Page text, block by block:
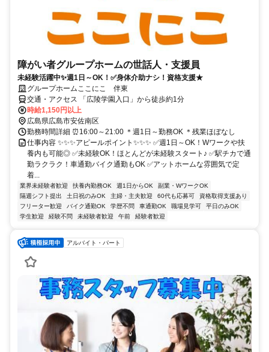
障がい者グループホームの世話人・支援員
未経験活躍中✨週1日～OK！✅身体介助ナシ！資格支援★
グループホームここにこ 伴東
交通・アクセス 「広陵学園入口」から徒歩約1分
時給1,150円以上
広島県広島市安佐南区
勤務時間詳細 ⏰16:00～21:00 ＊週1日～勤務OK ＊残業ほぼなし
仕事内容 ✨✨✨アピールポイント✨✨✨ ✅週1日～OK！Wワークや扶
養内も可能◎ ✅未経験OK！ほとんどが未経験スタート♪ ✅駅チカで通
勤ラクラク！車通勤バイク通勤もOK ✅アットホームな雰囲気で定
着...
業界未経験者歓迎 扶養内勤務OK 週1日からOK
副業・WワークOK
隔週シフト提出
土日祝のみOK 主婦・主夫歓迎 60代も応募可
資格取得支援あり
フリーター歓迎
バイク通勤OK 学歴不問 車通勤OK 職場見学可
平日のみOK
学生歓迎
経験不問 未経験者歓迎 午前 経験者歓迎
アルバイト・パート